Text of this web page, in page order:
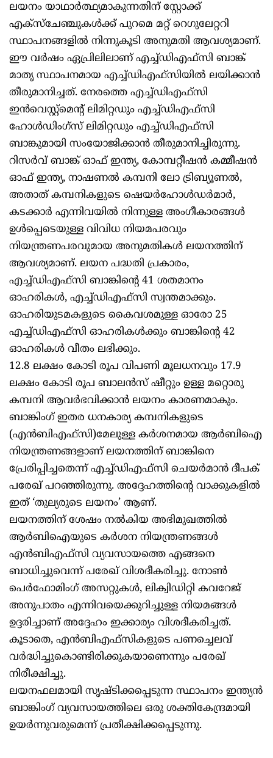
ലയനം യാഥാര്‍ത്ഥ്യമാകുന്നതിന് സ്റ്റോക്ക്
എക്‌സ്‌ചേഞ്ചുകള്‍ക്ക് പുറമെ മറ്റ് റെഗുലേറ്ററി
സ്ഥാപനങ്ങളില്‍ നിന്നുകൂടി അനുമതി ആവശ്യമാണ്.
ഈ വര്‍ഷം ഏപ്രിലിലാണ് എച്ച്ഡിഎഫ്‌സി ബാങ്ക്
മാതൃ സ്ഥാപനമായ എച്ച്ഡിഎഫ്‌സിയില്‍ ലയിക്കാന്‍
തീരുമാനിച്ചത്. നേരത്തെ എച്ച്ഡിഎഫ്‌സി
ഇന്‍വെസ്റ്റ്‌മെന്റ് ലിമിറ്റഡും എച്ച്ഡിഎഫ്‌സി
ഹോള്‍ഡിംഗ്‌സ് ലിമിറ്റഡും എച്ച്ഡിഎഫ്‌സി
ബാങ്കുമായി സംയോജിക്കാന്‍ തീരുമാനിച്ചിരുന്നു.
റിസര്‍വ് ബാങ്ക് ഓഫ് ഇന്ത്യ, കോമ്പറ്റീഷന്‍ കമ്മീഷന്‍
ഓഫ് ഇന്ത്യ, നാഷണല്‍ കമ്പനി ലോ ട്രിബ്യൂണല്‍,
അതാത് കമ്പനികളുടെ ഷെയര്‍ഹോള്‍ഡര്‍മാര്‍,
കടക്കാര്‍ എന്നിവയില്‍ നിന്നുള്ള അംഗീകാരങ്ങള്‍
ഉള്‍പ്പെടെയുള്ള വിവിധ നിയമപരവും
നിയന്ത്രണപരവുമായ അനുമതികള്‍ ലയനത്തിന്
ആവശ്യമാണ്. ലയന പദ്ധതി പ്രകാരം,
എച്ച്ഡിഎഫ്‌സി ബാങ്കിന്റെ 41 ശതമാനം
ഓഹരികള്‍, എച്ച്ഡിഎഫ്‌സി സ്വന്തമാക്കും.
ഓഹരിയുടമകളുടെ കൈവശമുള്ള ഓരോ 25
എച്ച്ഡിഎഫ്‌സി ഓഹരികള്‍ക്കും ബാങ്കിന്റെ 42
ഓഹരികള്‍ വീതം ലഭിക്കും.
12.8 ലക്ഷം കോടി രൂപ വിപണി മൂലധനവും 17.9
ലക്ഷം കോടി രൂപ ബാലന്‍സ് ഷീറ്റും ഉള്ള മറ്റൊരു
കമ്പനി ആവര്‍ഭവിക്കാന്‍ ലയനം കാരണമാകും.
ബാങ്കിംഗ് ഇതര ധനകാര്യ കമ്പനികളുടെ
(എന്‍ബിഎഫ്‌സി)മേലുള്ള കര്‍ശനമായ ആര്‍ബിഐ
നിയന്ത്രണങ്ങളാണ് ലയനത്തിന് ബാങ്കിനെ
പ്രേരിപ്പിച്ചതെന്ന് എച്ച്ഡിഎഫ്‌സി ചെയര്‍മാന്‍ ദീപക്
പരേഖ് പറഞ്ഞിരുന്നു. അദ്ദേഹത്തിന്റെ വാക്കുകളില്‍
ഇത് ‘തുല്യരുടെ ലയനം’ ആണ്.
ലയനത്തിന് ശേഷം നല്‍കിയ അഭിമുഖത്തില്‍
ആര്‍ബിഐയുടെ കര്‍ശന നിയന്ത്രണങ്ങള്‍
എന്‍ബിഎഫ്‌സി വ്യവസായത്തെ എങ്ങനെ
ബാധിച്ചുവെന്ന് പരേഖ് വിശദീകരിച്ചു. നോണ്‍
പെര്‍ഫോമിംഗ് അസറ്റുകള്‍, ലിക്വിഡിറ്റി കവറേജ്
അനുപാതം എന്നിവയെക്കുറിച്ചുള്ള നിയമങ്ങള്‍
ഉദ്ദരിച്ചാണ് അദ്ദേഹം ഇക്കാര്യം വിശദീകരിച്ചത്.
കൂടാതെ, എന്‍ബിഎഫ്‌സികളുടെ പണച്ചെലവ്
വര്‍ദ്ധിച്ചുകൊണ്ടിരിക്കുകയാണെന്നും പരേഖ്
നിരീക്ഷിച്ചു.
ലയനഫലമായി സൃഷ്ടിക്കപ്പെടുന്ന സ്ഥാപനം ഇന്ത്യന്‍
ബാങ്കിംഗ് വ്യവസായത്തിലെ ഒരു ശക്തികേന്ദ്രമായി
ഉയര്‍ന്നുവരുമെന്ന് പ്രതീക്ഷിക്കപ്പെടുന്നു.